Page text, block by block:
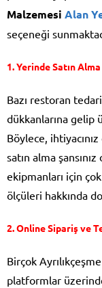
Malzemesi Alan
seçeneği
1.Yerinde Satın
Bazı restoran
dükkanlarına gelip
Böylece,
satın alma
ekipmanları için
ölçüleri hakkında
2.Online Sipariş ve
Birçok
platformlar